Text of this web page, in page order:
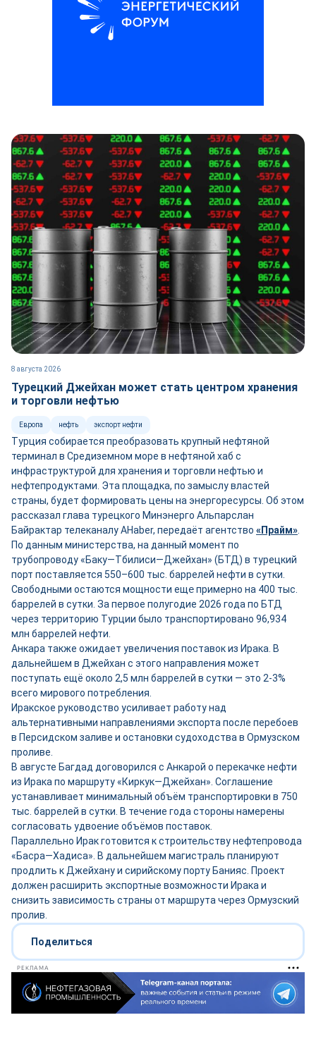
8 августа 2026
Турецкий Джейхан может стать центром хранения
и торговли нефтью
Европа нефть экспорт нефти
Турция собирается преобразовать крупный нефтяной
терминал в Средиземном море в нефтяной хаб с
инфраструктурой для хранения и торговли нефтью и
нефтепродуктами. Эта площадка, по замыслу властей
страны, будет формировать цены на энергоресурсы. Об этом
рассказал глава турецкого Минэнерго Альпарслан
Байрактар телеканалу AHaber, передаёт агентство «Прайм»
По данным министерства, на данный момент по
трубопроводу «Баку—Тбилиси—Джейхан» (БТД) в турецкий
порт поставляется 550–600 тыс. баррелей нефти в сутки.
Свободными остаются мощности ещепримерно на 400 тыс.
баррелей в сутки. За первое полугодие 2026 года по БТД
через территорию Турции было транспортировано 96,934
млн баррелей нефти.
Анкара также ожидает увеличения поставок из Ирака. В
дальнейшем в Джейхан с этого направления может
поступать ещё около 2,5 млн баррелей в сутки — это 2-3%
всего мирового потребления.
Иракское руководство усиливает работу над
альтернативными направлениями экспорта после перебоев
в Персидском заливе и остановки судоходства в Ормузском
проливе.
В августе Багдад договорился с Анкарой о перекачке нефти
из Ирака по маршруту «Киркук—Джейхан». Соглашение
устанавливает минимальный объём транспортировки в 750
тыс. баррелей в сутки. В течение года стороны намерены
согласовать удвоение объёмов поставок.
Параллельно Ирак готовится к строительству нефтепровода
«Басра—Хадиса». В дальнейшем магистраль планируют
продлить к Джейхану и сирийскому порту Банияс. Проект
должен расширить экспортные возможности Ирака и
снизить зависимость страны от маршрута через Ормузский
пролив.
Поделиться
РЕКЛАМА